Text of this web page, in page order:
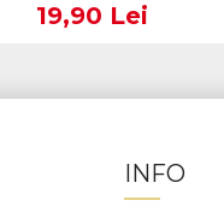
19,90 Lei
INFO